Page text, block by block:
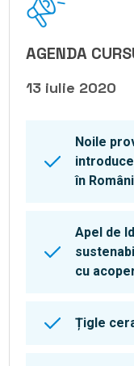
AGENDA
13 iulie 2020
Noile
în
Apel de
cu
Țigle